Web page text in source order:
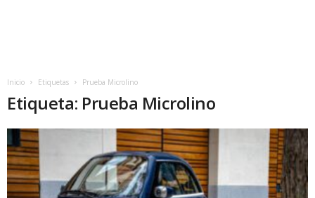
Inicio Etiquetas Prueba Microlino
Etiqueta: Prueba Microlino